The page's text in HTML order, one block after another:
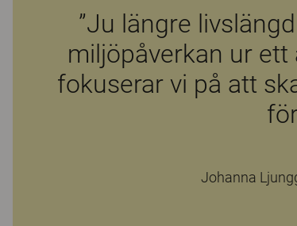
”Ju längre
miljöpåverkan ur
fokuserar vi på att
Johanna